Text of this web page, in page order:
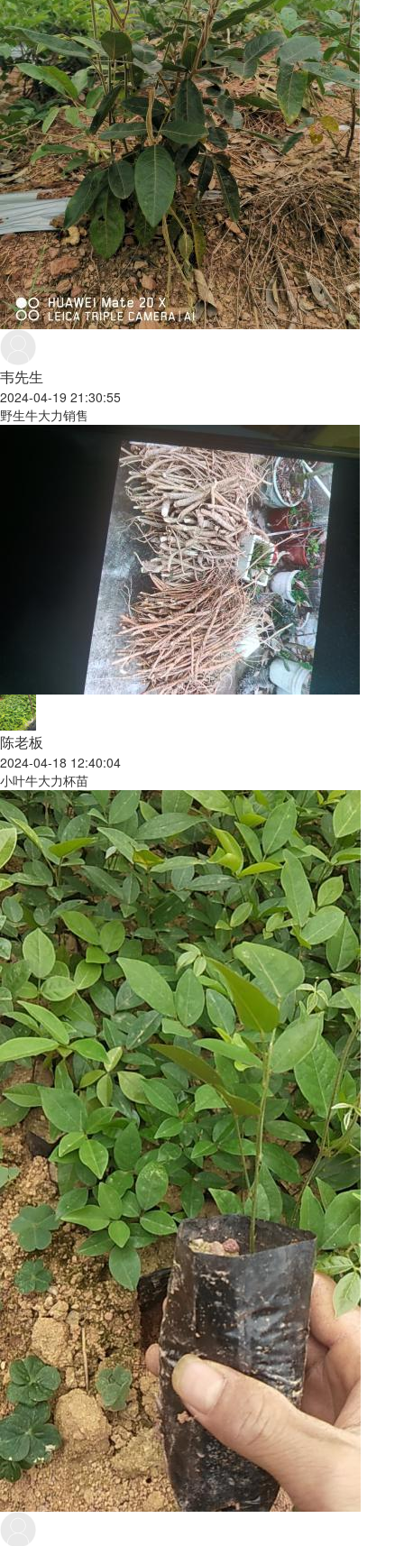
韦先生
2024-04-19 21:30:55
野生牛大力销售
陈老板
2024-04-18 12:40:04
小叶牛大力杯苗